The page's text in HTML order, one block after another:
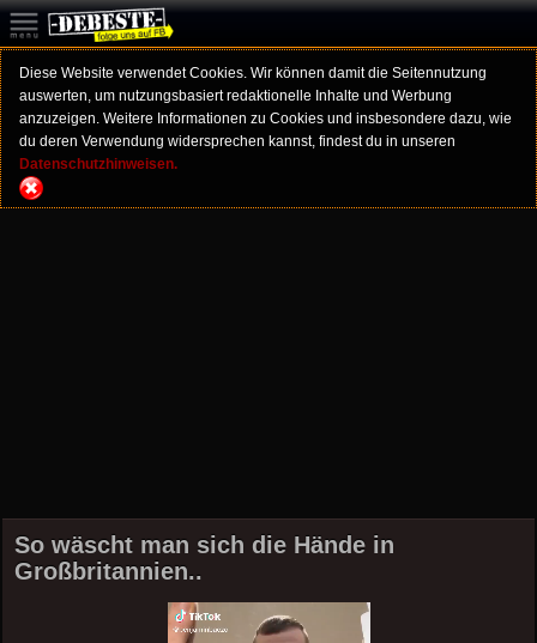
Diese Website verwendet Cookies. Wir können damit die Seitennutzung
auswerten, um nutzungsbasiert redaktionelle Inhalte und Werbung
anzuzeigen. Weitere Informationen zu Cookies und insbesondere dazu, wie
du deren Verwendung widersprechen kannst, findest du in unseren
Datenschutzhinweisen.
So wäscht man sich die Hände in
Großbritannien..